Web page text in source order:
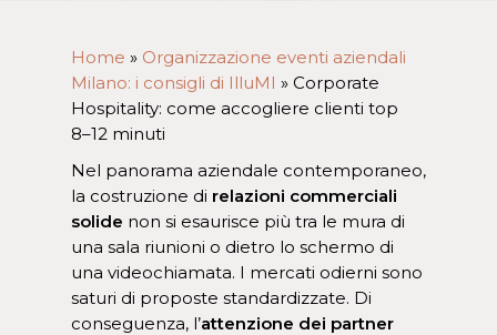
Home » Organizzazione eventi aziendali
Milano: i consigli di IlluMI » Corporate
Hospitality: come accogliere clienti top
8–12 minuti
Nel panorama aziendale contemporaneo,
la costruzione di relazioni commerciali
solide non si esaurisce più tra le mura di
una sala riunioni o dietro lo schermo di
una videochiamata. I mercati odierni sono
saturi di proposte standardizzate. Di
conseguenza, l’attenzione dei partner